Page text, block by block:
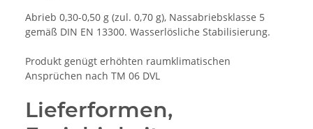
Abrieb 0,30-0,50 g (zul. 0,70 g), Nassabriebsklasse 5
gemäß DIN EN 13300. Wasserlösliche Stabilisierung.
Produkt genügt erhöhten raumklimatischen
Ansprüchen nach TM 06 DVL
Lieferformen,